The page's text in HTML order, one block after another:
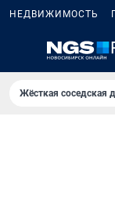
НЕДВИЖИМОСТЬ
Жёсткая соседская